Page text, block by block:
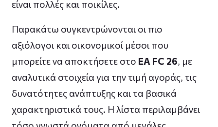
είναι πολλές και ποικίλες.
Παρακάτω συγκεντρώνονται οι πιο
αξιόλογοι και οικονομικοί μέσοι που
μπορείτε να αποκτήσετε στο EA FC 26, με
αναλυτικά στοιχεία για την τιμή αγοράς, τις
δυνατότητες ανάπτυξης και τα βασικά
χαρακτηριστικά τους. Η λίστα περιλαμβάνει